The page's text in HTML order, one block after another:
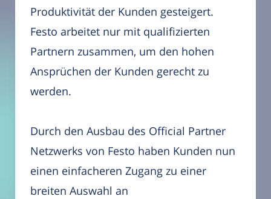
Produktivität der Kunden gesteigert.
Festo arbeitet nur mit qualifizierten
Partnern zusammen, um den hohen
Ansprüchen der Kunden gerecht zu
werden.
Durch den Ausbau des Official Partner
Netzwerks von Festo haben Kunden nun
einen einfacheren Zugang zu einer
breiten Auswahl an